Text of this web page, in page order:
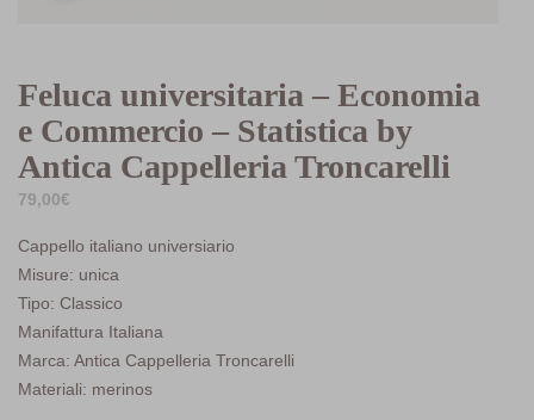
Feluca universitaria – Economia
e Commercio – Statistica by
Antica Cappelleria Troncarelli
79,00€
Cappello italiano universiario
Misure: unica
Tipo: Classico
Manifattura Italiana
Marca: Antica Cappelleria Troncarelli
Materiali: merinos